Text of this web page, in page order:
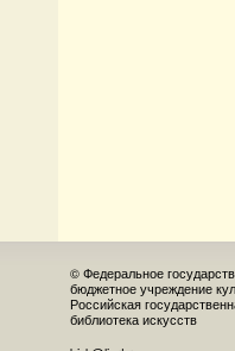
© Федеральное
бюджетное учреждение
Российская
библиотека искусств